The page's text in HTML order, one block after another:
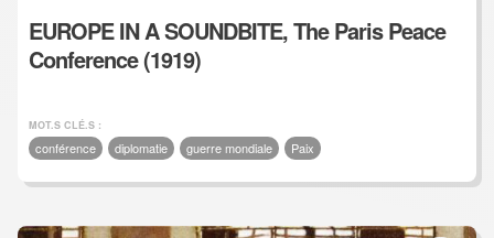
EUROPE IN A SOUNDBITE, The Paris Peace
Conference (1919)
MOT.S CLÉ.S :
conférence diplomatie guerre mondiale Paix